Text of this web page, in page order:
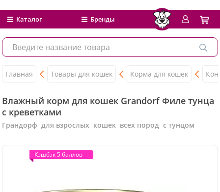
Каталог Бренды
Главная Товары для кошек Корма для кошек
Влажный корм для кошек Grandorf Филе тунца
с креветками
Грандорф для взрослых кошек всех пород с тунцом
Кэшбэк 5 баллов